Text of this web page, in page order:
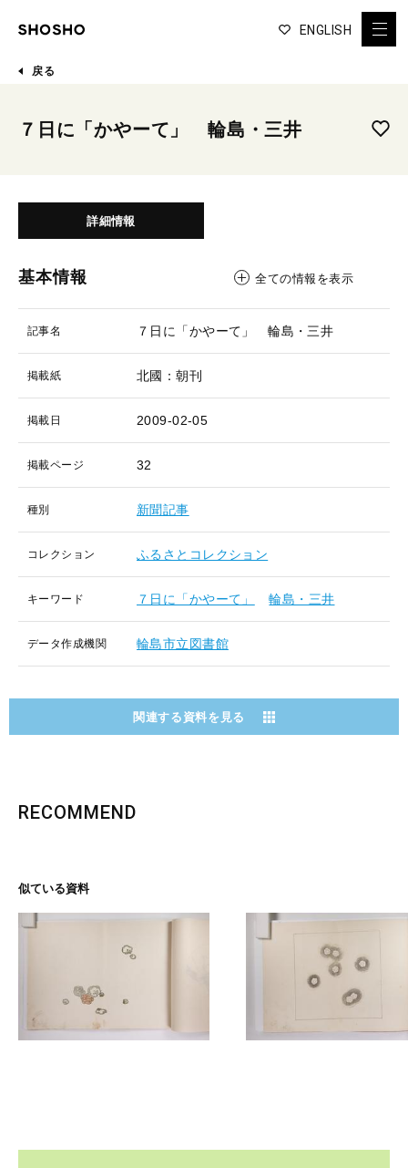
ENGLISH
戻る
７日に「かやーて」 輪島・三井
詳細情報
基本情報 全ての情報を表示
記事名 ７日に「かやーて」 輪島・三井
掲載紙 北國：朝刊
掲載日 2009-02-05
掲載ページ 32
種別 新聞記事
コレクション ふるさとコレクション
キーワード ７日に「かやーて」 輪島・三井
データ作成機関 輪島市立図書館
関連する資料を見る
RECOMMEND
似ている資料